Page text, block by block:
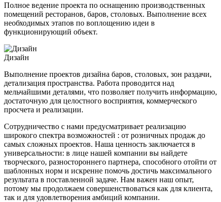
Полное ведение проекта по оснащению производственных
помещений ресторанов, баров, столовых. Выполнение всех
необходимых этапов по воплощению идеи в
функционирующий объект.
Дизайн
Выполнение проектов дизайна баров, столовых, зон раздачи,
детализация пространства. Работа проводится над
мельчайшими деталями, что позволяет получить информацию,
достаточную для целостного восприятия, коммерческого
просчета и реализации.
Сотрудничество с нами предусматривает реализацию
широкого спектра возможностей : от розничных продаж до
самых сложных проектов. Наша ценность заключается в
универсальности: в лице нашей компании вы найдете
творческого, разностороннего партнера, способного отойти от
шаблонных норм и искренне помочь достичь максимального
результата в поставленной задаче. Нам важен наш опыт,
потому мы продолжаем совершенствоваться как для клиента,
так и для удовлетворения амбиций компании.